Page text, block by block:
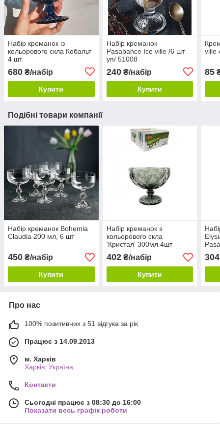
Набір креманок із
кольорового скла Кобальт
4 шт.
680 ₴/набір
Купити
Набір креманок
Pasabahce Ice ville /6 шт
уп/ 51008
240₴/набір
Купити
villе
85
Подібні товари компанії
Набір креманок Bohemia
Claudia 200 мл, 6 шт
450 ₴/набір
Купити
Набір креманок з
кольорового скла
'Кристал' 300мл 4шт
Helios 6436
402₴/набір
Купити
304
Про нас
100% позитивних з 51 відгука за рік
Працює з 14.09.2013
м. Харків
Харків, Україна
Контакти
Сьогодні працює з 08:30 до 16:00
Показати весь графік роботи